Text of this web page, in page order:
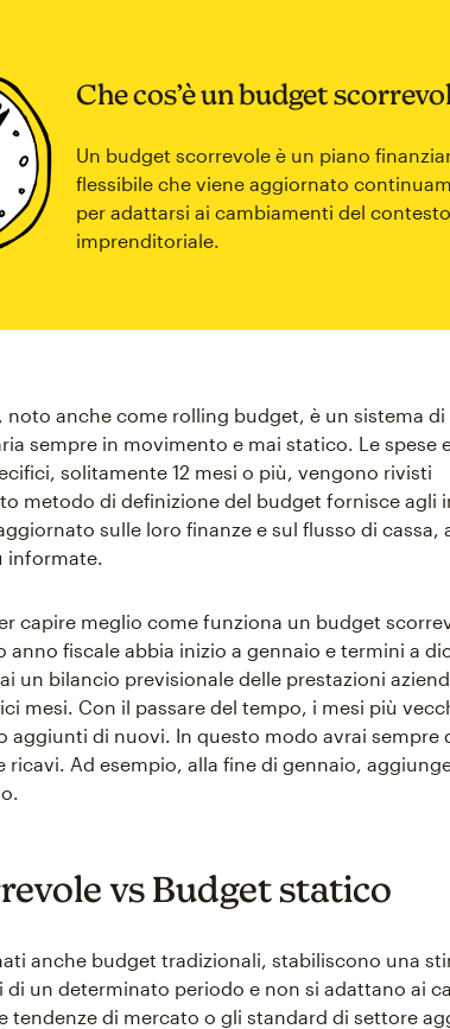
Che cos’è un budget
Un budget scorrevole è un piano
flessibile che viene aggiornato
per adattarsi ai cambiamenti del contesto
imprenditoriale.
noto anche come rolling budget, è un sistema di
sempre in movimento e mai statico. Le spese
solitamente 12 mesi o più, vengono rivisti
metodo di definizione del budget fornisce agli
sulle loro finanze e sul flusso di cassa,
informate.
capire meglio come funziona un budget
anno fiscale abbia inizio a gennaio e termini a
un bilancio previsionale delle prestazioni
mesi. Con il passare del tempo, i mesi più
aggiunti di nuovi. In questo modo avrai sempre
ricavi. Ad esempio, alla fine di gennaio,
vs Budget statico
anche budget tradizionali, stabiliscono una
di un determinato periodo e non si adattano ai
tendenze di mercato o gli standard di settore